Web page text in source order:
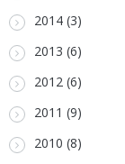
2014 (3)
2013 (6)
2012 (6)
2011 (9)
2010 (8)